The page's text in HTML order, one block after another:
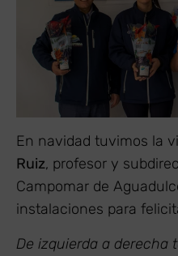
En navidad tuvimos la
Ruiz, profesor y
Campomar de
instalaciones para
De izquierda a derecha